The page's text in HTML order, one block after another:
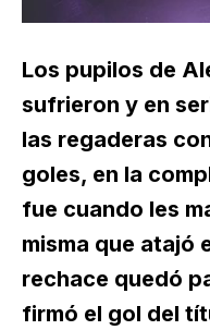
Los pupilos de
sufrieron y en
las regaderas
goles, en la
fue cuando les
misma que atajó
rechace quedó
firmó el gol del